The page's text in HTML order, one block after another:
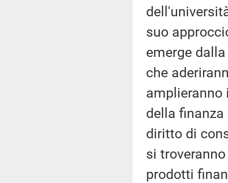
suo
emerge
che
amplieranno
della finanza
diritto di
si
prodotti